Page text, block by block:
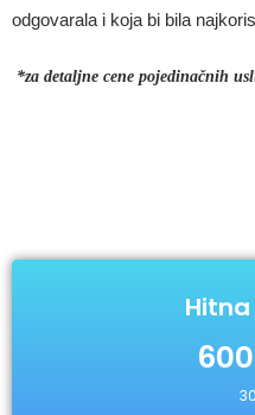
odgovarala i koja bi bila
*za detaljne cene pojedinačnih